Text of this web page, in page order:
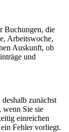
Buchungen, die
Arbeitswoche,
Auskunft, ob
und
zunächst
wenn Sie sie
einreichen
Fehler vorliegt.